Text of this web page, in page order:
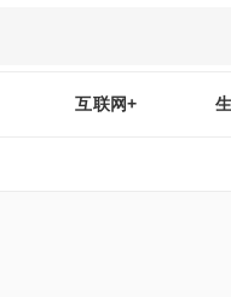
互联网+